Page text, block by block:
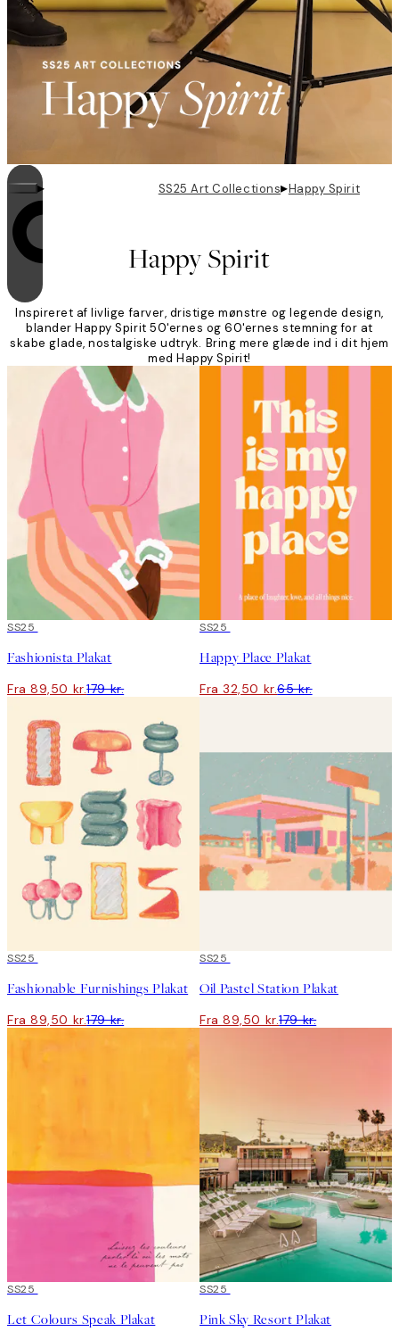
▸ SS25 Art Collections▸Happy Spirit
Happy Spirit
Inspireret af livlige farver, dristige mønstre og legende design,
blander Happy Spirit 50'ernes og 60'ernes stemning for at
skabe glade, nostalgiske udtryk. Bring mere glæde ind i dit hjem
med Happy Spirit!
50%*
SS25
Fashionista Plakat
Fra 89,50 kr.179 kr.
50%*
SS25
Happy Place Plakat
Fra 32,50 kr.65 kr.
50%*
SS25
Fashionable Furnishings Plakat
Fra 89,50 kr.179 kr.
50%*
SS25
Oil Pastel Station Plakat
Fra 89,50 kr.179 kr.
50%*
SS25
Let Colours Speak Plakat
50%*
SS25
Pink Sky Resort Plakat